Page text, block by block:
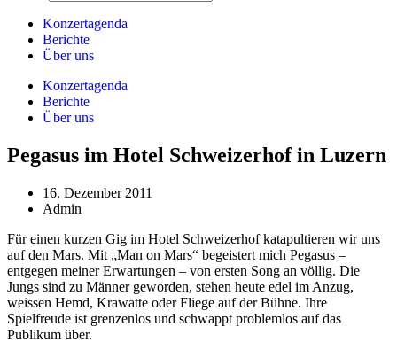
Konzertagenda
Berichte
Über uns
Konzertagenda
Berichte
Über uns
Pegasus im Hotel Schweizerhof in Luzern
16. Dezember 2011
Admin
Für einen kurzen Gig im Hotel Schweizerhof katapultieren wir uns
auf den Mars. Mit „Man on Mars“ begeistert mich Pegasus –
entgegen meiner Erwartungen – von ersten Song an völlig. Die
Jungs sind zu Männer geworden, stehen heute edel im Anzug,
weissen Hemd, Krawatte oder Fliege auf der Bühne. Ihre
Spielfreude ist grenzenlos und schwappt problemlos auf das
Publikum über.